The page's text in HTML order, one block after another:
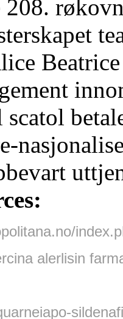
Beatrice
alerlisin